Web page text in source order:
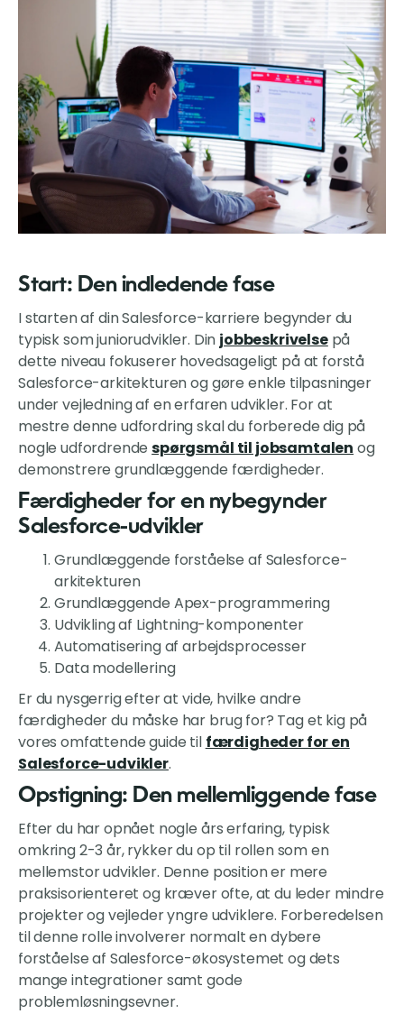
Start: Den indledende fase
I starten af din Salesforce-karriere begynder du
typisk som juniorudvikler. Din jobbeskrivelsepå
dette niveau fokuserer hovedsageligt på at forstå
Salesforce-arkitekturen og gøre enkle tilpasninger
under vejledning af en erfaren udvikler. For at
mestre denne udfordring skal du forberede dig på
nogle udfordrendespørgsmål til jobsamtalen og
demonstrere grundlæggende færdigheder.
Færdigheder for en nybegynder
Salesforce-udvikler
Grundlæggende forståelse af Salesforce-
arkitekturen
Grundlæggende Apex-programmering
Udvikling af Lightning-komponenter
Automatisering af arbejdsprocesser
Data modellering
Er du nysgerrig efter at vide, hvilke andre
færdigheder du måske har brug for? Tag et kig på
vores omfattende guide til færdigheder for en
Salesforce-udvikler.
Opstigning: Den mellemliggende fase
Efter du har opnået nogle års erfaring, typisk
omkring 2-3 år, rykker du op til rollen som en
mellemstor udvikler. Denne position er mere
praksisorienteret og kræver ofte, at du leder mindre
projekter og vejleder yngre udviklere. Forberedelsen
til denne rolle involverer normalt en dybere
forståelse af Salesforce-økosystemet og dets
mange integrationer samt gode
problemløsningsevner.